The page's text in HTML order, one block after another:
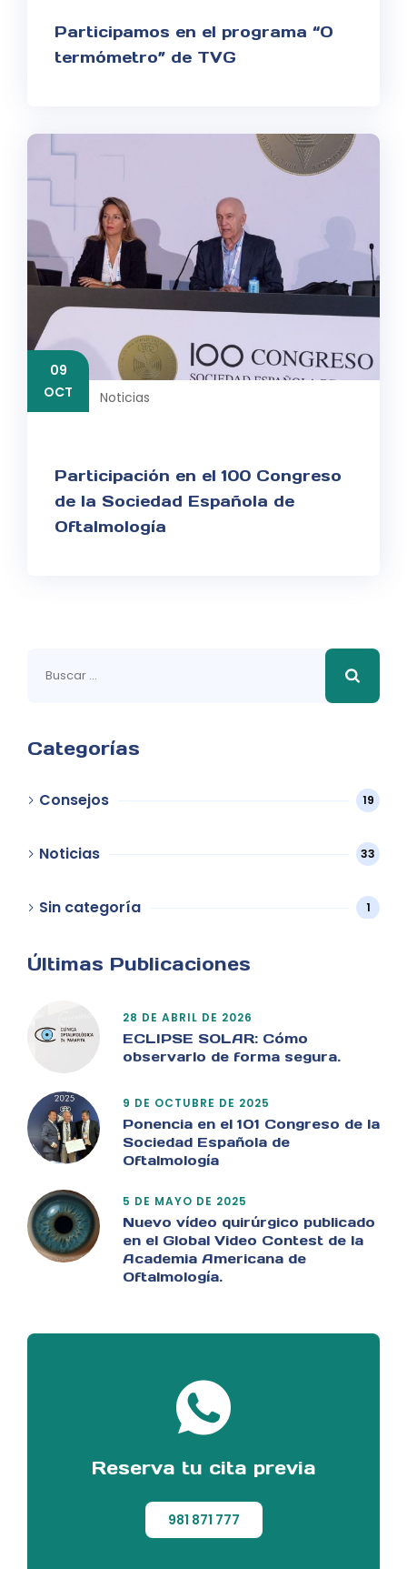
Participamos en el programa “O
termómetro” de TVG
09
OCT
Noticias
Participación en el 100 Congreso
de la Sociedad Española de
Oftalmología
Categorías
Consejos 19
Noticias 33
Sin categoría 1
Últimas Publicaciones
28 DE ABRIL DE 2026
ECLIPSE SOLAR: Cómo
observarlo de forma segura.
9 DE OCTUBRE DE 2025
Ponencia en el 101 Congreso de la
Sociedad Española de
Oftalmología
5 DE MAYO DE 2025
Nuevo vídeo quirúrgico publicado
en el Global Video Contest de la
Academia Americana de
Oftalmología.
Reserva tu cita previa
981 871 777